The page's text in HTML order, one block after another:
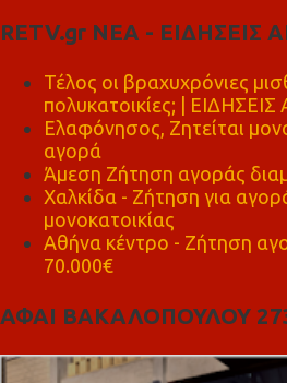
RETV.gr ΝΕΑ - ΕΙΔΗΣΕΙΣ
Τέλος οι βραχυχρόνιες
πολυκατοικίες; |
Ελαφόνησος, Ζητείται
αγορά
Άμεση Ζήτηση αγοράς
Χαλκίδα - Ζήτηση για
μονοκατοικίας
Αθήνα κέντρο - Ζήτηση
70.000€
ΑΦΑΙ ΒΑΚΑΛΟΠΟΥΛΟΥ